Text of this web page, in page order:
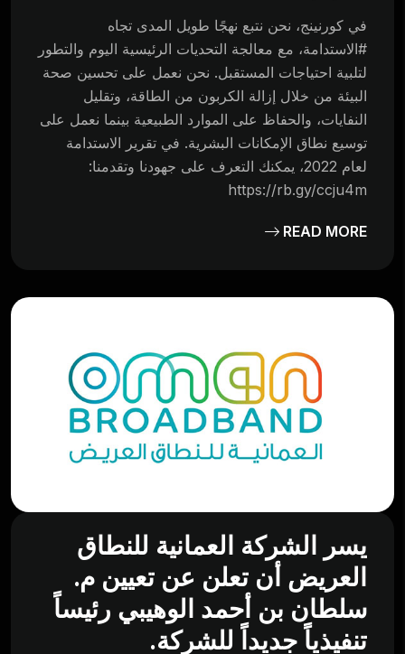
في كورنينج، نحن نتبع نهجًا طويل المدى تجاه
#الاستدامة، مع معالجة التحديات الرئيسية اليوم والتطور
لتلبية احتياجات المستقبل. نحن نعمل على تحسين صحة
البيئة من خلال إزالة الكربون من الطاقة، وتقليل
النفايات، والحفاظ على الموارد الطبيعية بينما نعمل على
توسيع نطاق الإمكانات البشرية. في تقرير الاستدامة
لعام 2022، يمكنك التعرف على جهودنا وتقدمنا:
https://rb.gy/ccju4m
READ MORE
يسر الشركة العمانية للنطاق
العريض أن تعلن عن تعيين م.
سلطان بن أحمد الوهيبي رئيساً
تنفيذياً جديداً للشركة.